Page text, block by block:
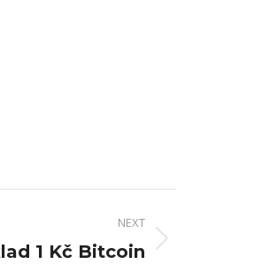
NEXT
1 Kč Bitcoin